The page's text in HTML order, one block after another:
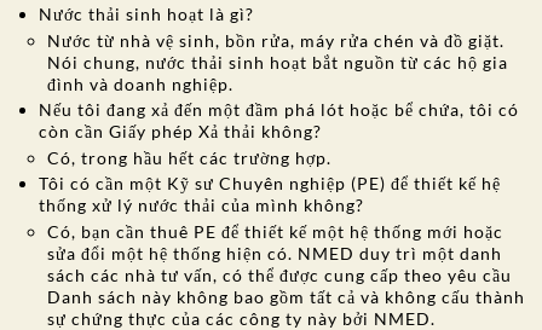
Nước thải sinh hoạt là gì?
Nước từ nhà vệ sinh, bồn rửa, máy rửa chén và đồ giặt.
Nói chung, nước thải sinh hoạt bắt nguồn từ các hộ gia
đình và doanh nghiệp.
Nếu tôi đang xả đến một đầm phá lót hoặc bể chứa, tôi có
còn cần Giấy phép Xả thải không?
Có, trong hầu hết các trường hợp.
Tôi có cần một Kỹ sư Chuyên nghiệp (PE) để thiết kế hệ
thống xử lý nước thải của mình không?
Có, bạn cần thuê PE để thiết kế một hệ thống mới hoặc
sửa đổi một hệ thống hiện có. NMED duy trì một danh
sách các nhà tư vấn, có thể được cung cấp theo yêu cầu
Danh sách này không bao gồm tất cả và không cấu thành
sự chứng thực của các công ty này bởi NMED.